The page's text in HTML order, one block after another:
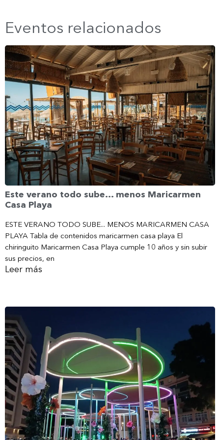
Eventos relacionados
Este verano todo sube… menos Maricarmen
Casa Playa
ESTE VERANO TODO SUBE... MENOS MARICARMEN CASA
PLAYA Tabla de contenidos maricarmen casa playa El
chiringuito Maricarmen Casa Playa cumple 10 años y sin subir
sus precios, en
Leer más